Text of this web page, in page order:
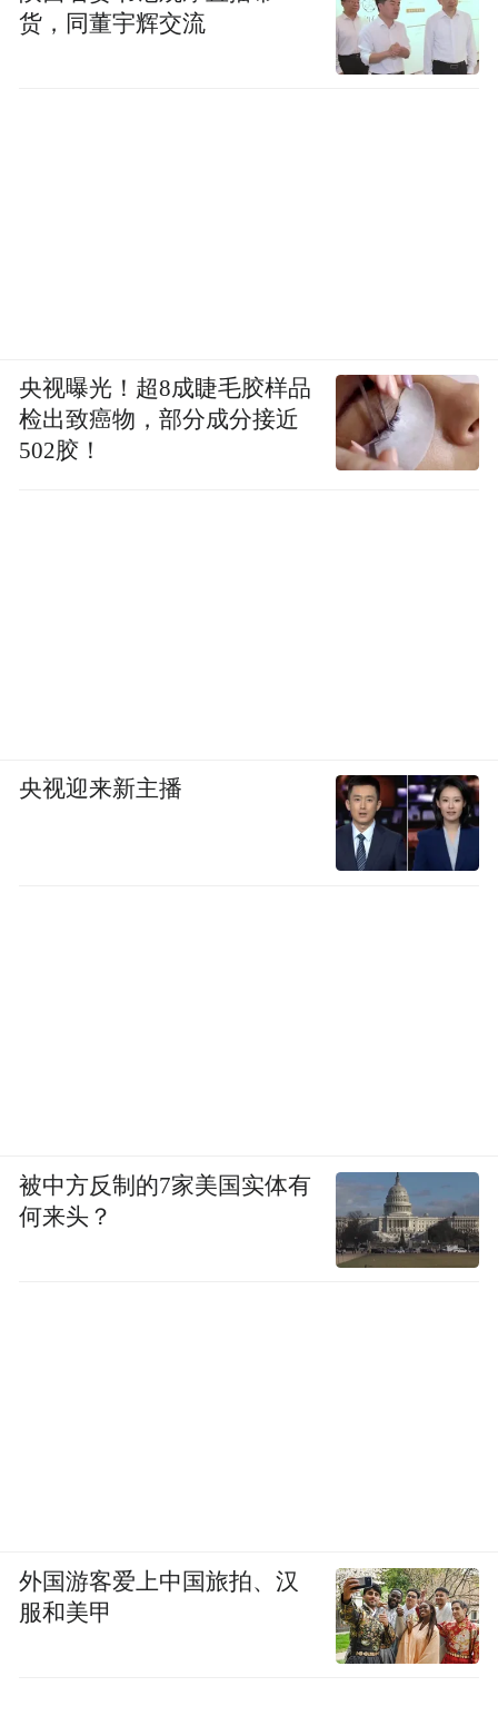
频)为凤凰网旗下自媒体平台“大风号”用户上传并发
Notice: The content above (including the videos,
货，同董宇辉交流
央视曝光！超8成睫毛胶样品
检出致癌物，部分成分接近
502胶！
央视迎来新主播
被中方反制的7家美国实体有
何来头？
外国游客爱上中国旅拍、汉
服和美甲